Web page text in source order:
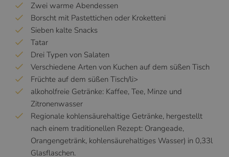
Zwei warme Abendessen
Borscht mit Pastettichen oder Kroketteni
Sieben kalte Snacks
Tatar
Drei Typen von Salaten
Verschiedene Arten von Kuchen auf dem süßen Tisch
Früchte auf dem süßen Tisch/li>
alkoholfreie Getränke: Kaffee, Tee, Minze und
Zitronenwasser
Regionale kohlensäurehaltige Getränke, hergestellt
nach einem traditionellen Rezept: Orangeade,
Orangengetränk, kohlensäurehaltiges Wasser) in 0,33l
Glasflaschen.